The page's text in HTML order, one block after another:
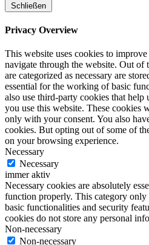
Schließen
Privacy Overview
This website uses cookies to
navigate through the website. Out of
are categorized as necessary are
essential for the working of basic
also use third-party cookies that help
you use this website. These cookies
only with your consent. You also
cookies. But opting out of some of
on your browsing experience.
Necessary
Necessary
immer aktiv
Necessary cookies are absolutely
function properly. This category only
basic functionalities and security
cookies do not store any personal
Non-necessary
Non-necessary